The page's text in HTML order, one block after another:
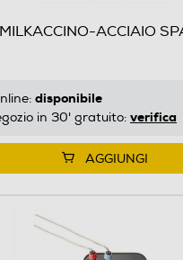
ACCIAIO
disponibile
in 30' gratuito: verifica
AGGIUNGI